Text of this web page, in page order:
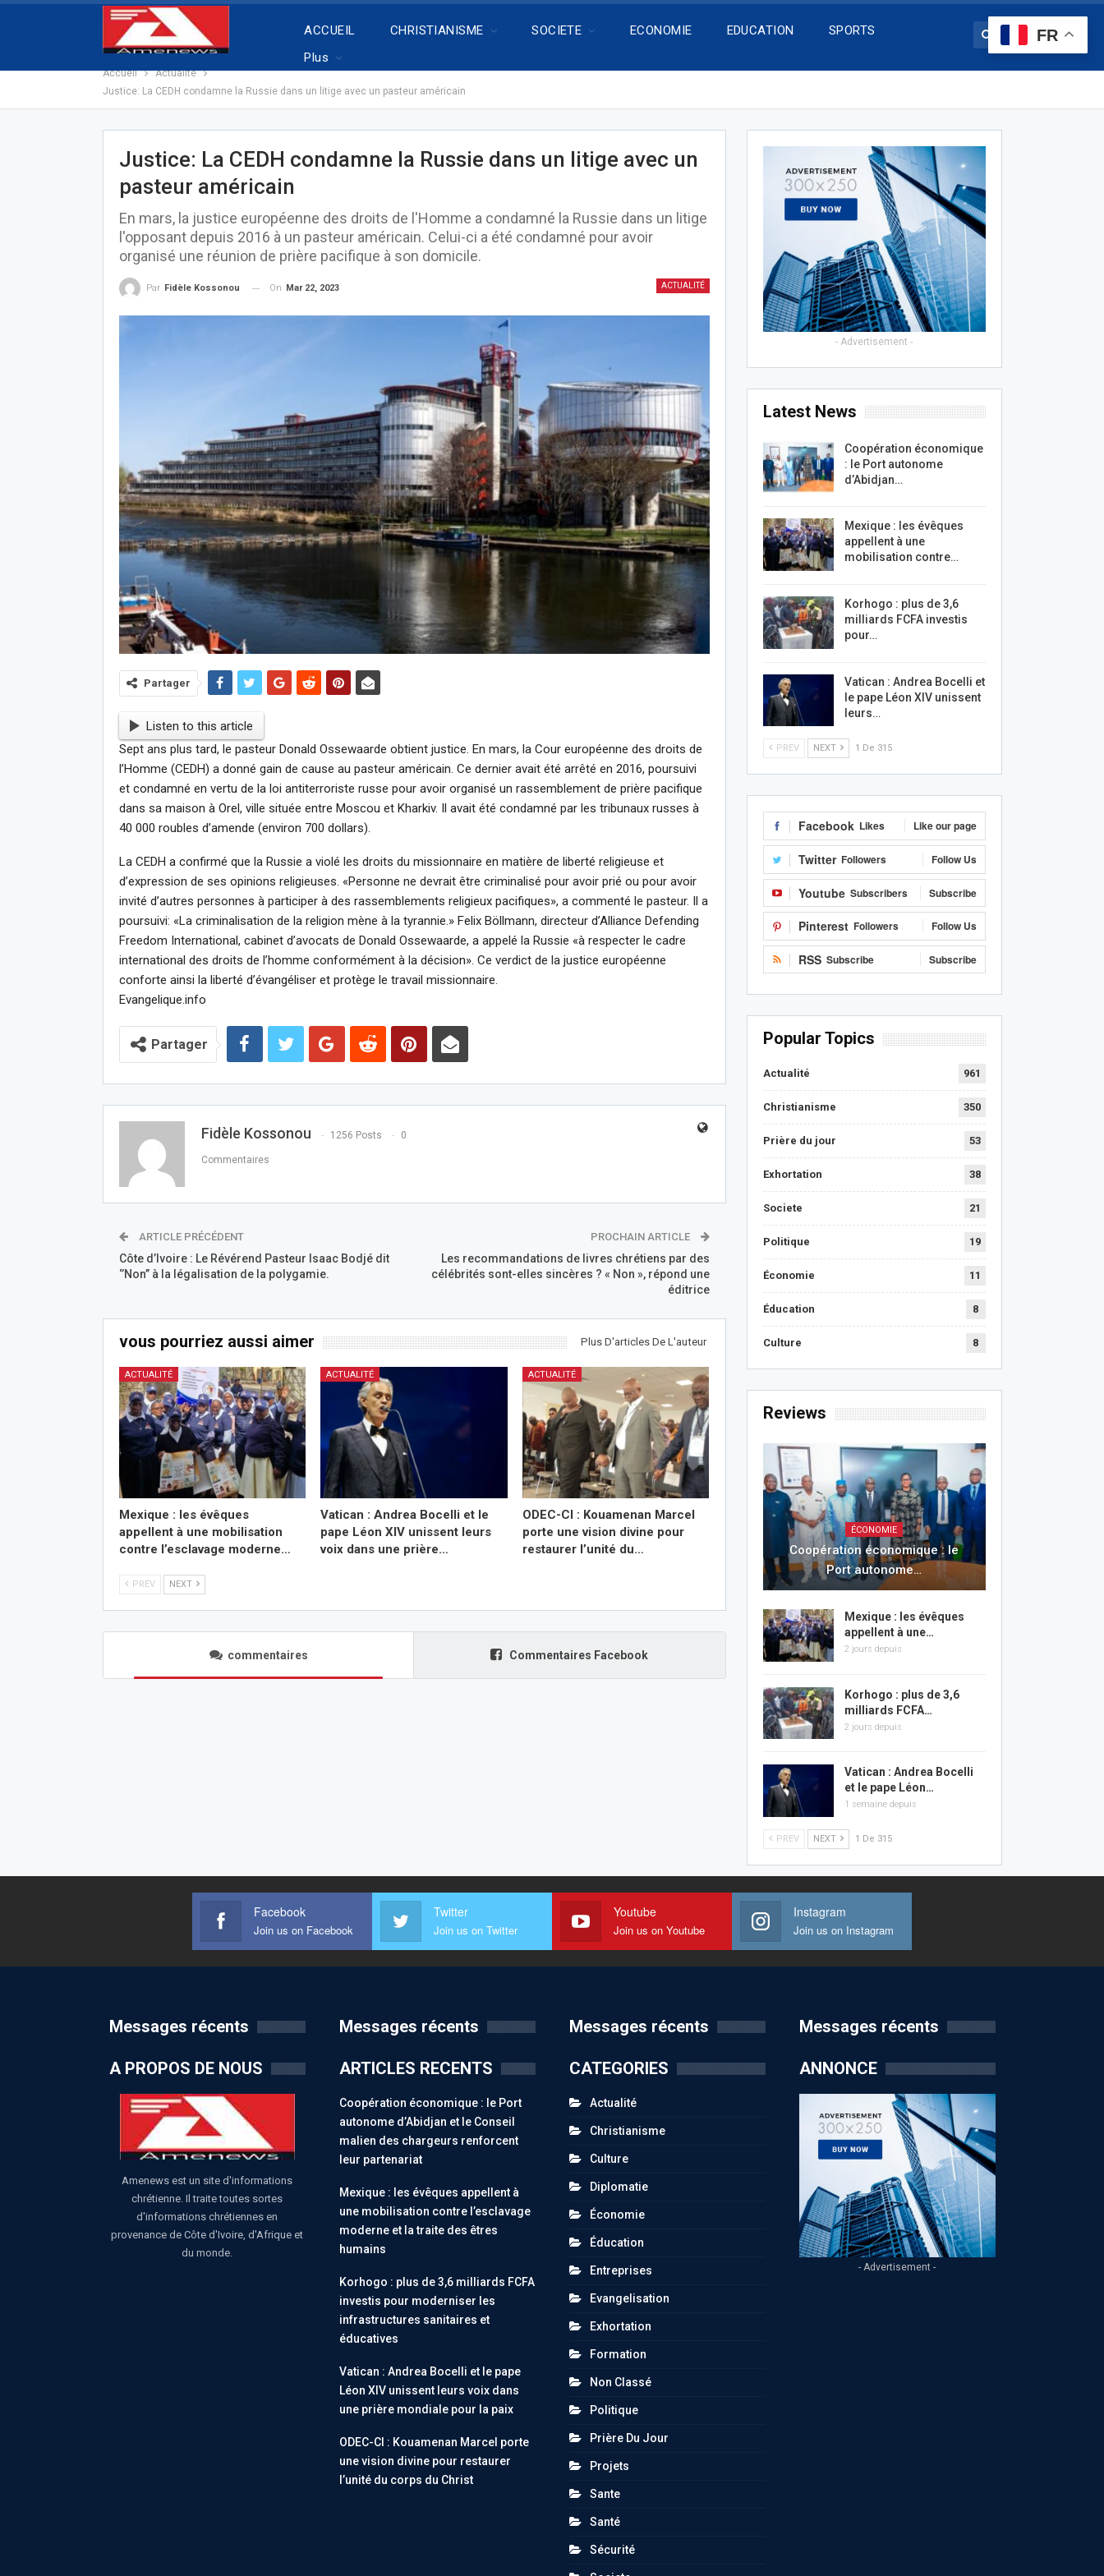
ACCUEIL CHRISTIANISME SOCIETE ECONOMIE EDUCATION
SPORTS
Plus
Accueil
Actualité
Justice: La CEDH condamne la Russie dans un litige avec un pasteur américain
Justice: La CEDH condamne la Russie dans un litige avec un
pasteur américain
En mars, la justice européenne des droits de l'Homme a condamné la Russie dans un litige
l'opposant depuis 2016 à un pasteur américain. Celui-ci a été condamné pour avoir
organisé une réunion de prière pacifique à son domicile.
ACTUALITÉ
Par Fidèle Kossonou On Mar 22, 2023
Partager
Listen to this article
Sept ans plus tard, le pasteur Donald Ossewaarde obtient justice. En mars, la Cour européenne des droits de
l’Homme (CEDH) a donné gain de cause au pasteur américain. Ce dernier avait été arrêté en 2016, poursuivi
et condamné en vertu de la loi antiterroriste russe pour avoir organisé un rassemblement de prière pacifique
dans sa maison à Orel, ville située entre Moscou et Kharkiv. Il avait été condamné par les tribunaux russes à
40 000 roubles d’amende (environ 700 dollars).
La CEDH a confirmé que la Russie a violé les droits du missionnaire en matière de liberté religieuse et
d’expression de ses opinions religieuses. «Personne ne devrait être criminalisé pour avoir prié ou pour avoir
invité d’autres personnes à participer à des rassemblements religieux pacifiques», a commenté le pasteur. Il a
poursuivi: «La criminalisation de la religion mène à la tyrannie.» Felix Böllmann, directeur d’Alliance Defending
Freedom International, cabinet d’avocats de Donald Ossewaarde, a appelé la Russie «à respecter le cadre
international des droits de l’homme conformément à la décision». Ce verdict de la justice européenne
conforte ainsi la liberté d’évangéliser et protège le travail missionnaire.
Evangelique.info
Partager
Fidèle Kossonou 1256 Posts 0
Commentaires
ARTICLE PRÉCÉDENT
Côte d’Ivoire : Le Révérend Pasteur Isaac Bodjé dit
‘’Non’’ à la légalisation de la polygamie.
PROCHAIN ARTICLE
Les recommandations de livres chrétiens par des
célébrités sont-elles sincères ? « Non », répond une
éditrice
vous pourriez aussi aimer Plus D'articles De L'auteur
ACTUALITÉ
Mexique : les évêques
appellent à une mobilisation
contre l’esclavage moderne…
ACTUALITÉ
Vatican : Andrea Bocelli et le
pape Léon XIV unissent leurs
voix dans une prière…
ACTUALITÉ
ODEC-CI : Kouamenan Marcel
porte une vision divine pour
restaurer l’unité du…
PREV NEXT
commentaires Commentaires Facebook
- Advertisement -
Latest News
Coopération économique
: le Port autonome
d’Abidjan…
Mexique : les évêques
appellent à une
mobilisation contre…
Korhogo : plus de 3,6
milliards FCFA investis
pour…
Vatican : Andrea Bocelli et
le pape Léon XIV unissent
leurs…
PREV NEXT 1 De 315
Facebook Likes Like our page
Twitter Followers Follow Us
Youtube Subscribers Subscribe
Pinterest Followers Follow Us
RSS Subscribe Subscribe
Popular Topics
Actualité 961
Christianisme 350
Prière du jour 53
Exhortation 38
Societe 21
Politique 19
Économie 11
Éducation 8
Culture 8
Reviews
ÉCONOMIE
Coopération économique : le
Port autonome…
Mexique : les évêques
appellent à une…
2 jours depuis
Korhogo : plus de 3,6
milliards FCFA…
2 jours depuis
Vatican : Andrea Bocelli
et le pape Léon…
1 semaine depuis
PREV NEXT 1 De 315
Facebook
Join us on Facebook
Twitter
Join us on Twitter
Youtube
Join us on Youtube
Instagram
Join us on Instagram
Messages récents
A PROPOS DE NOUS
Amenews est un site d'informations
chrétienne. Il traite toutes sortes
d'informations chrétiennes en
provenance de Côte d'Ivoire, d'Afrique et
du monde.
Messages récents
ARTICLES RECENTS
Coopération économique : le Port
autonome d’Abidjan et le Conseil
malien des chargeurs renforcent
leur partenariat
Mexique : les évêques appellent à
une mobilisation contre l’esclavage
moderne et la traite des êtres
humains
Korhogo : plus de 3,6 milliards FCFA
investis pour moderniser les
infrastructures sanitaires et
éducatives
Vatican : Andrea Bocelli et le pape
Léon XIV unissent leurs voix dans
une prière mondiale pour la paix
ODEC-CI : Kouamenan Marcel porte
une vision divine pour restaurer
l’unité du corps du Christ
Messages récents
CATEGORIES
Actualité
Christianisme
Culture
Diplomatie
Économie
Éducation
Entreprises
Evangelisation
Exhortation
Formation
Non Classé
Politique
Prière Du Jour
Projets
Sante
Santé
Sécurité
Messages récents
ANNONCE
- Advertisement -
FR